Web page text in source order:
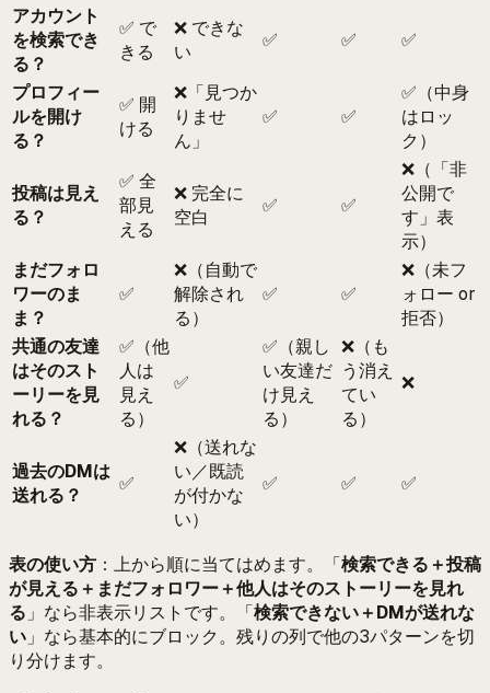
アカウント
を検索でき
る？
✅ で
きる
❌ できな
い
✅ ✅ ✅
プロフィー
ルを開け
る？
✅ 開
ける
❌「見つか
りませ
ん」
✅ ✅
✅（中身
はロッ
ク）
投稿は見え
る？
✅ 全
部見
える
❌ 完全に
空白
✅ ✅
❌（「非
公開で
す」表
示）
まだフォロ
ワーのま
ま？
✅
❌（自動で
解除され
る）
✅ ✅
❌（未フ
ォロー or
拒否）
共通の友達
はそのスト
ーリーを見
れる？
✅（他
人は
見え
る）
✅
✅（親し
い友達だ
け見え
る）
❌（も
う消え
てい
る）
❌
過去のDMは
送れる？
✅
❌（送れな
い／既読
が付かな
い）
✅ ✅ ✅
表の使い方 ：上から順に当てはめます。「検索できる＋投稿
が見える＋まだフォロワー＋他人はそのストーリーを見れ
る 」なら非表示リストです。「検索できない＋DMが送れな
い 」なら基本的にブロック。残りの列で他の3パターンを切
り分けます。